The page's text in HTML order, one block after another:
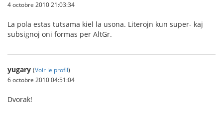
4 octobre 2010 21:03:34
La pola estas tutsama kiel la usona. Literojn kun super- kaj
subsignoj oni formas per AltGr.
yugary (Voir le profil)
6 octobre 2010 04:51:04
Dvorak!